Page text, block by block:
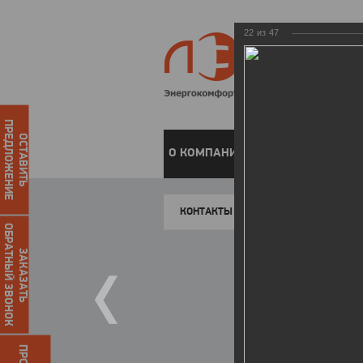
О КОМПАНИИ
КОНТАКТЫ
ОСТАВИТЬ
ПРЕДЛОЖЕНИЕ
ЗАКАЗАТЬ
ОБРАТНЫЙ ЗВОНОК
22 из 47